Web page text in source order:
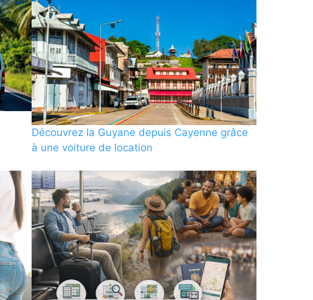
Découvrez la Guyane depuis Cayenne grâce
à une voiture de location